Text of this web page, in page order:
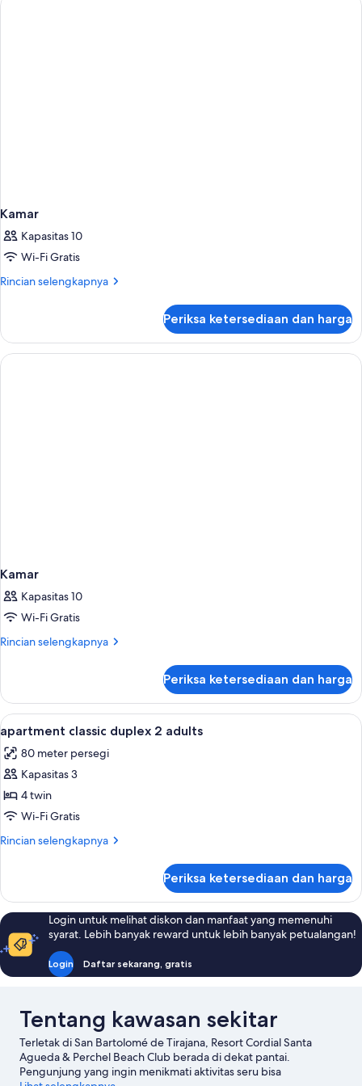
Kamar
Kapasitas 10
Wi-Fi Gratis
Rincian selengkapnya
Rincian
Kamar
Periksa ketersediaan dan harga
Kamar
Kapasitas 10
Wi-Fi Gratis
Rincian selengkapnya
Rincian
Kamar
Periksa ketersediaan dan harga
Lihat
semua
foto
untuk
apartment
classic
duplex
Brankas, meja kerja, tempat tidur
8
apartment classic duplex 2 adults
80 meter persegi
Kapasitas 3
4 twin
Wi-Fi Gratis
Rincian selengkapnya
Rincian
apartment
classic
duplex
adults
Periksa ketersediaan dan harga
Login untuk melihat diskon dan manfaat yang memenuhi
syarat. Lebih banyak reward untuk lebih banyak petualangan!
Login Daftar sekarang, gratis
Tentang kawasan sekitar
Terletak di San Bartolomé de Tirajana, Resort Cordial Santa
Agueda & Perchel Beach Club berada di dekat pantai.
Pengunjung yang ingin menikmati aktivitas seru bisa